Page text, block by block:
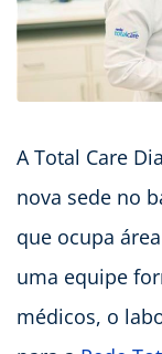
A Total Care
nova sede no
que ocupa
uma equipe
médicos, o